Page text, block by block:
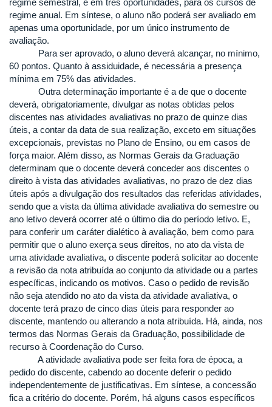
regime semestral, e em três oportunidades, para os cursos de
regime anual. Em síntese, o aluno não poderá ser avaliado em
apenas uma oportunidade, por um único instrumento de
avaliação.
Para ser aprovado, o aluno deverá alcançar, no mínimo,
60 pontos. Quanto à assiduidade, é necessária a presença
mínima em 75% das atividades.
Outra determinação importante é a de que o docente
deverá, obrigatoriamente, divulgar as notas obtidas pelos
discentes nas atividades avaliativas no prazo de quinze dias
úteis, a contar da data de sua realização, exceto em situações
excepcionais, previstas no Plano de Ensino, ou em casos de
força maior. Além disso, as Normas Gerais da Graduação
determinam que o docente deverá conceder aos discentes o
direito à vista das atividades avaliativas, no prazo de dez dias
úteis após a divulgação dos resultados das referidas atividades,
sendo que a vista da última atividade avaliativa do semestre ou
ano letivo deverá ocorrer até o último dia do período letivo. E,
para conferir um caráter dialético à avaliação, bem como para
permitir que o aluno exerça seus direitos, no ato da vista de
uma atividade avaliativa, o discente poderá solicitar ao docente
a revisão da nota atribuída ao conjunto da atividade ou a partes
específicas, indicando os motivos. Caso o pedido de revisão
não seja atendido no ato da vista da atividade avaliativa, o
docente terá prazo de cinco dias úteis para responder ao
discente, mantendo ou alterando a nota atribuída. Há, ainda, nos
termos das Normas Gerais da Graduação, possibilidade de
recurso à Coordenação do Curso.
A atividade avaliativa pode ser feita fora de época, a
pedido do discente, cabendo ao docente deferir o pedido
independentemente de justificativas. Em síntese, a concessão
fica a critério do docente. Porém, há alguns casos específicos